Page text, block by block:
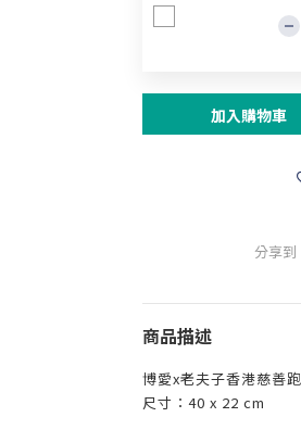
加入購物車
分享到
商品描述
博愛x老夫子香港慈善
尺寸：40 x 22 cm